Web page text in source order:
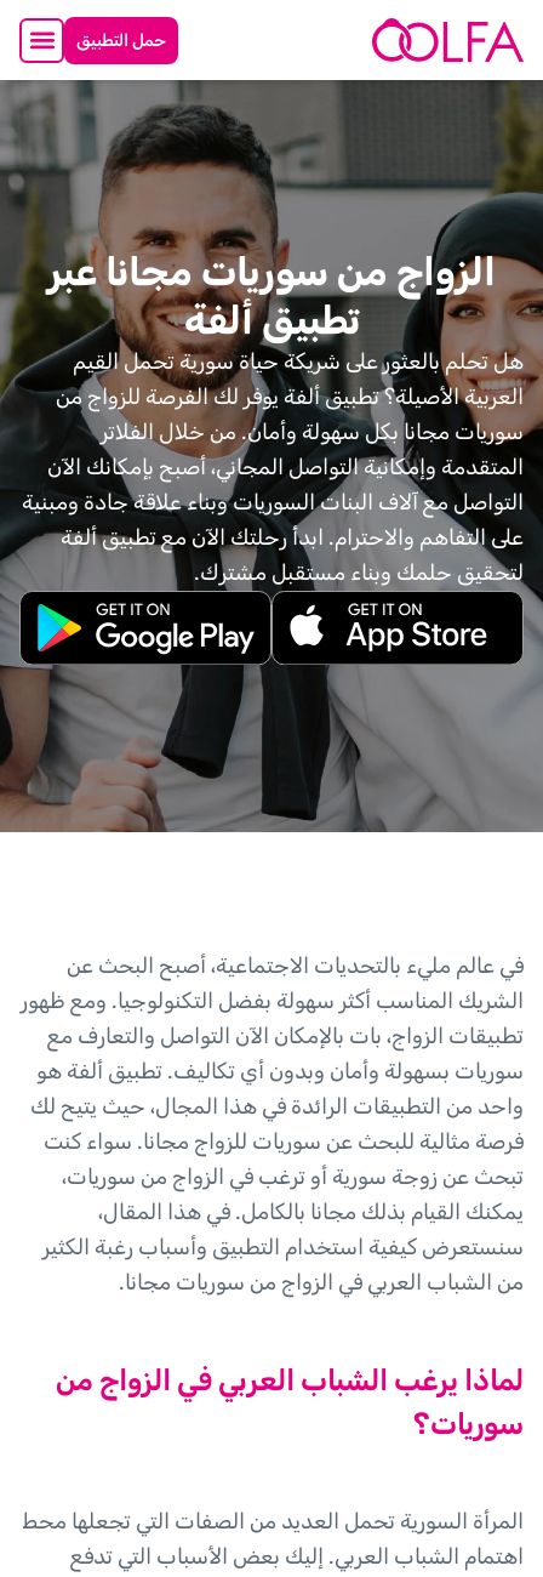
حمل التطبيق
الزواج من سوريات مجانا عبر
تطبيق ألفة
هل تحلم بالعثور على شريكة حياة سورية تحمل القيم
العربية الأصيلة؟ تطبيق ألفة يوفر لك الفرصة للزواج من
سوريات مجانا بكل سهولة وأمان. من خلال الفلاتر
المتقدمة وإمكانية التواصل المجاني، أصبح بإمكانك الآن
التواصل مع آلاف البنات السوريات وبناء علاقة جادة ومبنية
على التفاهم والاحترام. ابدأ رحلتك الآن مع تطبيق ألفة
لتحقيق حلمك وبناء مستقبل مشترك.
في عالم مليء بالتحديات الاجتماعية، أصبح البحث عن
الشريك المناسب أكثر سهولة بفضل التكنولوجيا. ومع ظهور
تطبيقات الزواج، بات بالإمكان الآن التواصل والتعارف مع
سوريات بسهولة وأمان وبدون أي تكاليف. تطبيق ألفة هو
واحد من التطبيقات الرائدة في هذا المجال، حيث يتيح لك
فرصة مثالية للبحث عن سوريات للزواج مجانا. سواء كنت
تبحث عن زوجة سورية أو ترغب في الزواج من سوريات،
يمكنك القيام بذلك مجانا بالكامل. في هذا المقال،
سنستعرض كيفية استخدام التطبيق وأسباب رغبة الكثير
من الشباب العربي في الزواج من سوريات مجانا.
لماذا يرغب الشباب العربي في الزواج من
سوريات؟
المرأة السورية تحمل العديد من الصفات التي تجعلها محط
اهتمام الشباب العربي. إليك بعض الأسباب التي تدفع